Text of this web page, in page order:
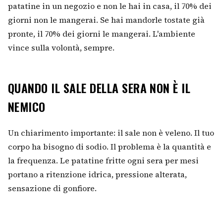
patatine in un negozio e non le hai in casa, il 70% dei
giorni non le mangerai. Se hai mandorle tostate già
pronte, il 70% dei giorni le mangerai. L'ambiente
vince sulla volontà, sempre.
QUANDO IL SALE DELLA SERA NON È IL
NEMICO
Un chiarimento importante: il sale non è veleno. Il tuo
corpo ha bisogno di sodio. Il problema è la quantità e
la frequenza. Le patatine fritte ogni sera per mesi
portano a ritenzione idrica, pressione alterata,
sensazione di gonfiore.